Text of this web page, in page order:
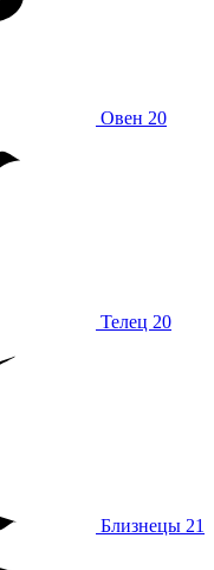
Овен 20
Телец 20
Близнецы 21